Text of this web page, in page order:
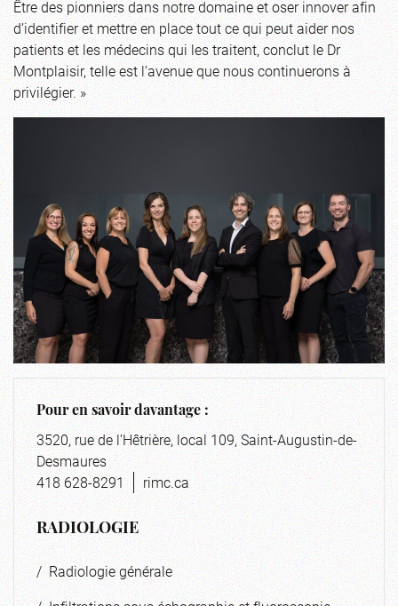
Être des pionniers dans notre domaine et oser innover afin
d’identifier et mettre en place tout ce qui peut aider nos
patients et les médecins qui les traitent, conclut le Dr
Montplaisir, telle est l’avenue que nous continuerons à
privilégier. »
Pour en savoir davantage :
3520, rue de l’Hêtrière, local 109, Saint-Augustin-de-
Desmaures
418 628-8291
rimc.ca
RADIOLOGIE
/ Radiologie générale